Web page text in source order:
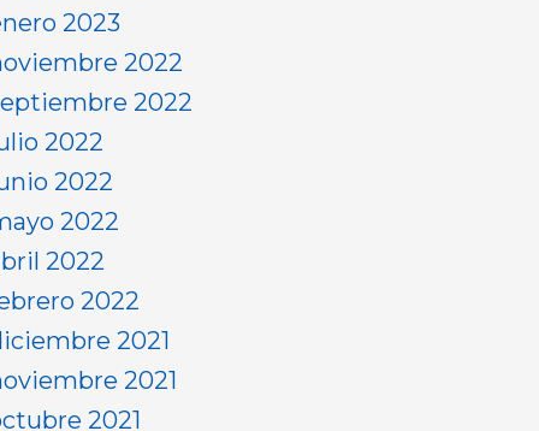
2023
2022
2022
2022
2022
2022
2022
2022
2021
2021
2021